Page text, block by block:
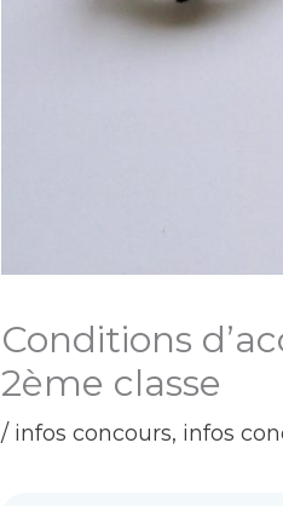
Conditions
2ème classe
/ infos concours, infos